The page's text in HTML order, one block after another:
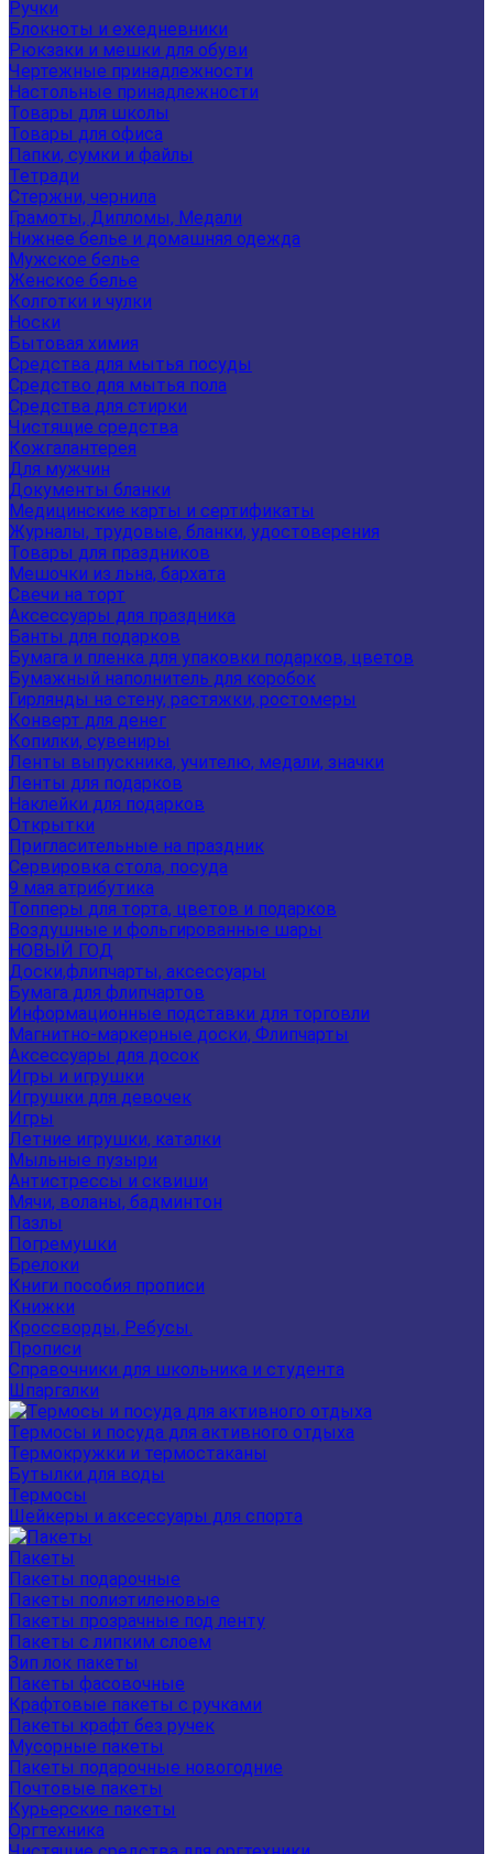
Ручки
Блокноты и ежедневники
Рюкзаки и мешки для обуви
Чертежные принадлежности
Настольные принадлежности
Товары для школы
Товары для офиса
Папки, сумки и файлы
Тетради
Стержни, чернила
Грамоты, Дипломы, Медали
Нижнее белье и домашняя одежда
Мужское белье
Женское белье
Колготки и чулки
Носки
Бытовая химия
Средства для мытья посуды
Средство для мытья пола
Средства для стирки
Чистящие средства
Кожгалантерея
Для мужчин
Документы бланки
Медицинские карты и сертификаты
Журналы, трудовые, бланки, удостоверения
Товары для праздников
Мешочки из льна, бархата
Свечи на торт
Аксессуары для праздника
Банты для подарков
Бумага и пленка для упаковки подарков, цветов
Бумажный наполнитель для коробок
Гирлянды на стену, растяжки, ростомеры
Конверт для денег
Копилки, сувениры
Ленты выпускника, учителю, медали, значки
Ленты для подарков
Наклейки для подарков
Открытки
Пригласительные на праздник
Сервировка стола, посуда
9 мая атрибутика
Топперы для торта, цветов и подарков
Воздушные и фольгированные шары
НОВЫЙ ГОД
Доски,флипчарты, аксессуары
Бумага для флипчартов
Информационные подставки для торговли
Магнитно-маркерные доски, Флипчарты
Аксессуары для досок
Игры и игрушки
Игрушки для девочек
Игры
Летние игрушки, каталки
Мыльные пузыри
Антистрессы и сквиши
Мячи, воланы, бадминтон
Пазлы
Погремушки
Брелоки
Книги пособия прописи
Книжки
Кроссворды, Ребусы.
Прописи
Справочники для школьника и студента
Шпаргалки
Термосы и посуда для активного отдыха
Термокружки и термостаканы
Бутылки для воды
Термосы
Шейкеры и аксессуары для спорта
Пакеты
Пакеты подарочные
Пакеты полиэтиленовые
Пакеты прозрачные под ленту
Пакеты с липким слоем
Зип лок пакеты
Пакеты фасовочные
Крафтовые пакеты с ручками
Пакеты крафт без ручек
Мусорные пакеты
Пакеты подарочные новогодние
Почтовые пакеты
Курьерские пакеты
Оргтехника